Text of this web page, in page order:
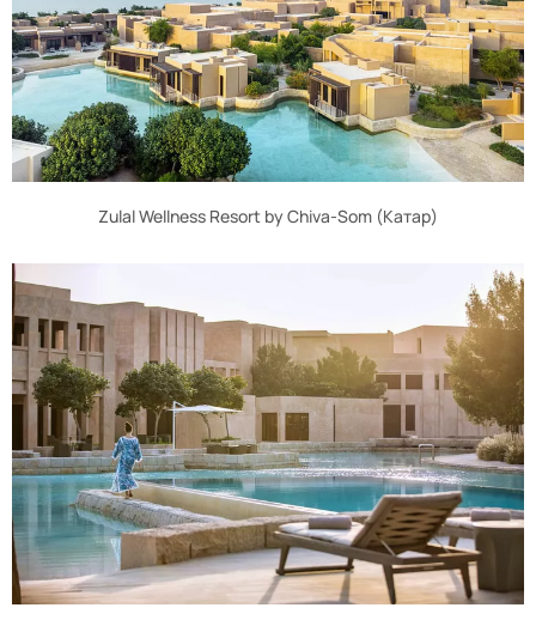
Zulal Wellness Resort by Chiva-Som (Катар)